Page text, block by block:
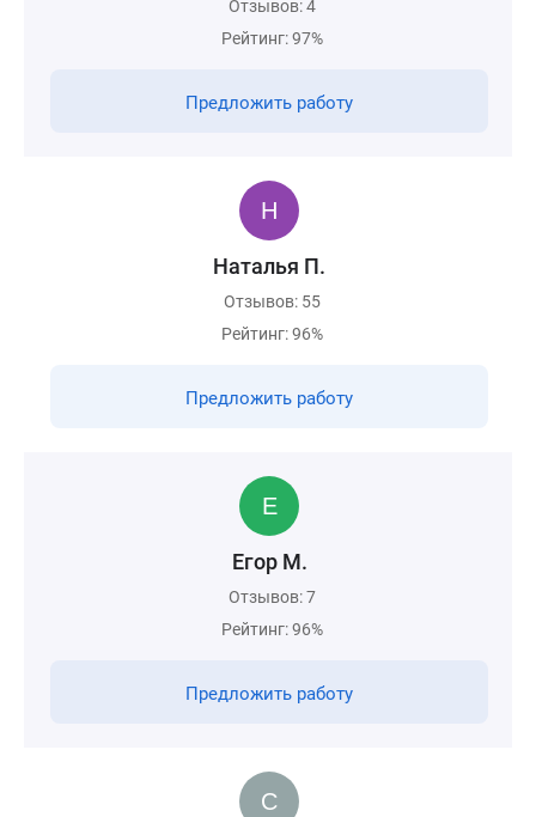
Отзывов: 4
Рейтинг: 97%
Предложить работу
Наталья П.
Отзывов: 55
Рейтинг: 96%
Предложить работу
Егор М.
Отзывов: 7
Рейтинг: 96%
Предложить работу